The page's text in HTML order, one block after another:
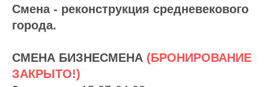
Смена - реконструкция средневекового
города.
СМЕНА БИЗНЕСМЕНА (БРОНИРОВАНИЕ
ЗАКРЫТО!)